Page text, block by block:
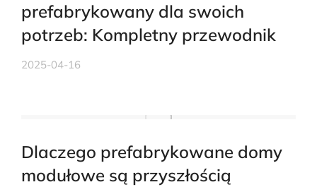
prefabrykowany dla swoich
potrzeb: Kompletny przewodnik
2025-04-16
Dlaczego prefabrykowane domy
modułowe są przyszłością